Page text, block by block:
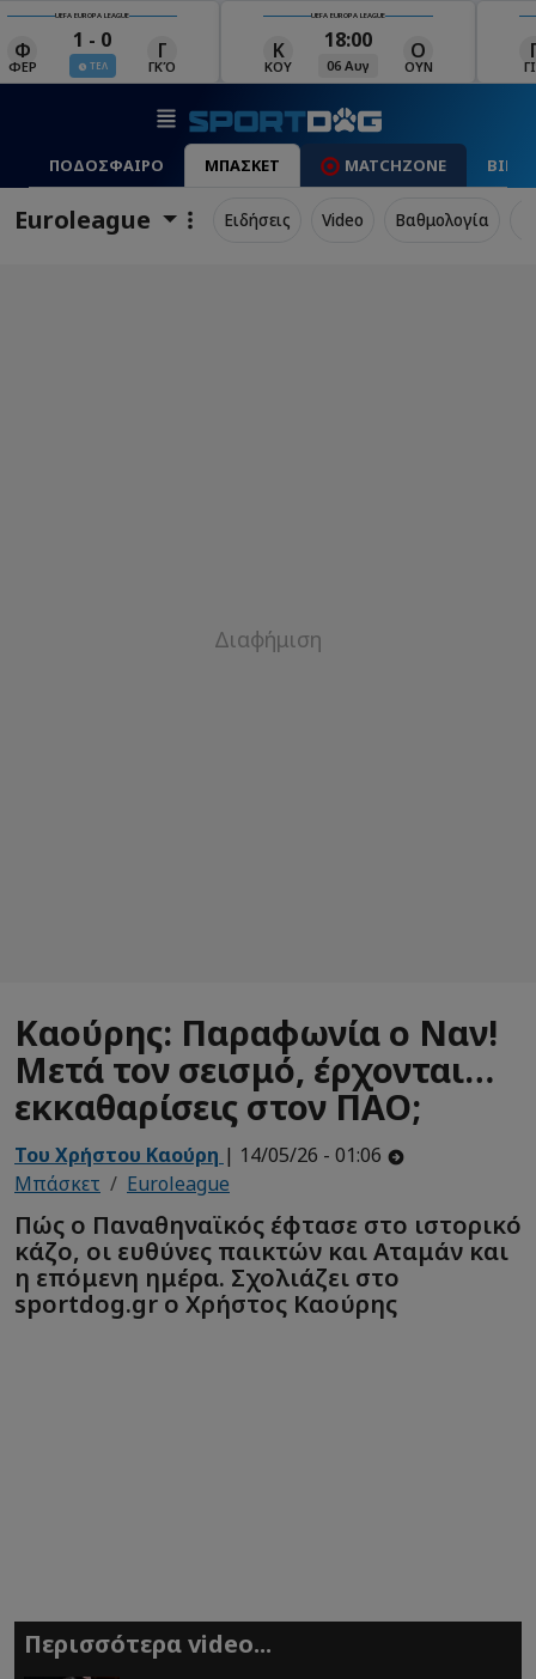
UEFA EUROPA LEAGUE
Κ 18:00
06 Αυγ ΟΥΝ
UEFA EUROPA LEAGUE
ΓΙΑ
19:00
06 Αυγ
Ρ
ΡΈΙ ΜΑΚ
ΠΟΔΟΣΦΑΙΡΟ ΜΠΑΣΚΕΤ MATCHZONE
Euroleague Ειδήσεις Video Βαθμολογία
Καούρης: Παραφωνία ο Ναν!
Μετά τον σεισμό, έρχονται…
εκκαθαρίσεις στον ΠΑΟ;
Του Χρήστου Καούρη | 14/05/26 - 01:06
Μπάσκετ
Euroleague
Πώς ο Παναθηναϊκός έφτασε στο ιστορικό
κάζο, οι ευθύνες παικτών και Αταμάν και
η επόμενη ημέρα. Σχολιάζει στο
sportdog.gr ο Χρήστος Καούρης
Περισσότερα video...